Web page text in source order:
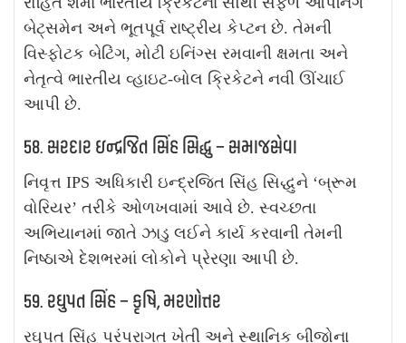
બેટ્સમેન અને ભૂતપૂર્વ રાષ્ટ્રીય કેપ્ટન છે. તેમની
વિસ્ફોટક બેટિંગ, મોટી ઇનિંગ્સ રમવાની ક્ષમતા અને
નેતૃત્વે ભારતીય વ્હાઇટ-બોલ ક્રિકેટને નવી ઊંચાઈ
આપી છે.
58. સરદાર ઇન્દ્રજિત સિંહ સિદ્ધુ – સમાજસેવા
નિવૃત્ત IPS અધિકારી ઇન્દ્રજિત સિંહ સિદ્ધુને ‘બ્રૂમ
વોરિયર’ તરીકે ઓળખવામાં આવે છે. સ્વચ્છતા
અભિયાનમાં જાતે ઝાડુ લઈને કાર્ય કરવાની તેમની
નિષ્ઠાએ દેશભરમાં લોકોને પ્રેરણા આપી છે.
59. રઘુપત સિંહ – કૃષિ, મરણોત્તર
રઘુપત સિંહ પરંપરાગત ખેતી અને સ્થાનિક બીજોના